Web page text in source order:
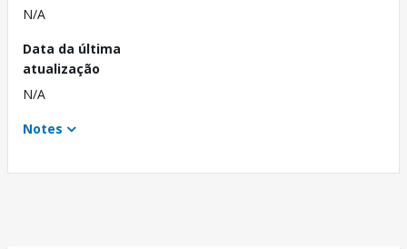
N/A
Data da última
atualização
N/A
Notes